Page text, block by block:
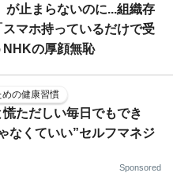
が止まらないのに...組織存
マホ持っているだけで受
NHKの厚顔無恥
の健康習慣
ただしい毎日でもでき
なくていい”セルフマネジ
Sponsored